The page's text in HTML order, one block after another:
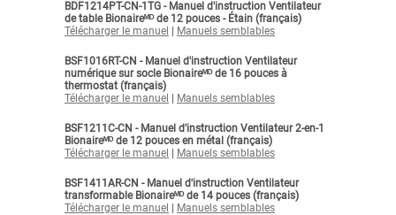
BDF1214PT-CN-1TG - Manuel d'instruction Ventilateur
de table Bionaireᴹᴰ de 12 pouces - Étain (français)
Télécharger le manuel
Manuels semblables
BSF1016RT-CN - Manuel d'instruction Ventilateur
numérique sur socle Bionaireᴹᴰ de 16 pouces à
thermostat (français)
Télécharger le manuel
Manuels semblables
BSF1211C-CN - Manuel d'instruction Ventilateur 2-en-1
Bionaireᴹᴰ de 12 pouces en métal (français)
Télécharger le manuel
Manuels semblables
BSF1411AR-CN - Manuel d'instruction Ventilateur
transformable Bionaireᴹᴰ de 14 pouces (français)
Télécharger le manuel
Manuels semblables